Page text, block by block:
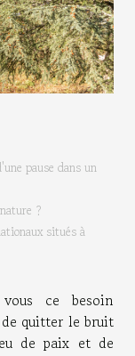
pause dans un
?
situés à
ce besoin
quitter le bruit
de paix et de